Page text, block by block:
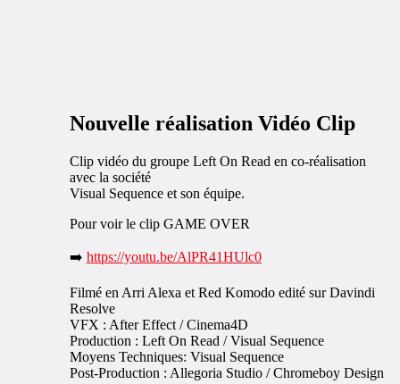
Nouvelle réalisation Vidéo Clip
Clip vidéo du groupe Left On Read en co-réalisation
avec la société
Visual Sequence et son équipe.
Pour voir le clip GAME OVER
➡️ https://youtu.be/AlPR41HUlc0
Filmé en Arri Alexa et Red Komodo edité sur Davindi
Resolve
VFX : After Effect / Cinema4D
Production : Left On Read / Visual Sequence
Moyens Techniques: Visual Sequence
Post-Production : Allegoria Studio / Chromeboy Design